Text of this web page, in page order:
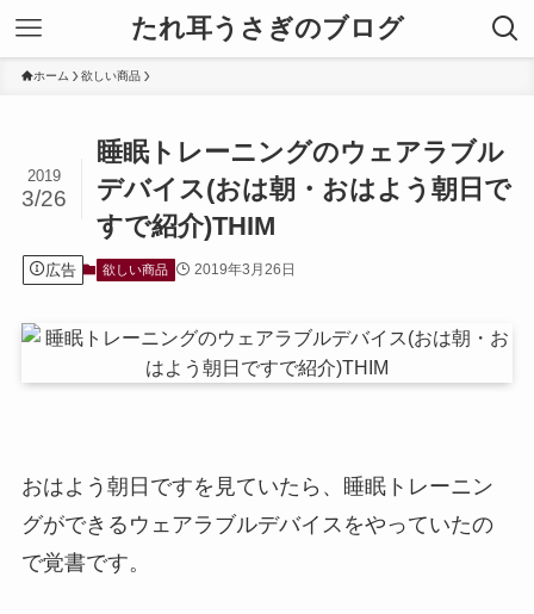
たれ耳うさぎのブログ
ホーム 欲しい商品
睡眠トレーニングのウェアラブル
デバイス(おは朝・おはよう朝日で
すで紹介)THIM
2019
3/26
広告 欲しい商品 2019年3月26日
おはよう朝日ですを見ていたら、睡眠トレーニン
グができるウェアラブルデバイスをやっていたの
で覚書です。